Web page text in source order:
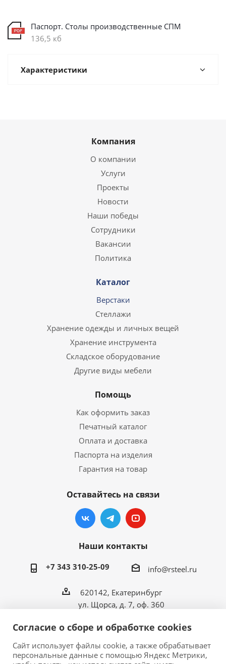
Паспорт. Столы производственные СПМ
136,5 кб
Характеристики
Компания
О компании
Услуги
Проекты
Новости
Наши победы
Сотрудники
Вакансии
Политика
Каталог
Верстаки
Стеллажи
Хранение одежды и личных вещей
Хранение инструмента
Складское оборудование
Другие виды мебели
Помощь
Как оформить заказ
Печатный каталог
Оплата и доставка
Паспорта на изделия
Гарантия на товар
Оставайтесь на связи
Наши контакты
+7 343 310-25-09 info@rsteel.ru
620142, Екатеринбург
ул. Щорса, д. 7, оф. 360
2026 © ООО «Риал Стил» • Производитель
Согласие о сборе и обработке cookies
Сайт использует файлы cookie, а также обрабатывает
персональные данные с помощью Яндекс Метрики,